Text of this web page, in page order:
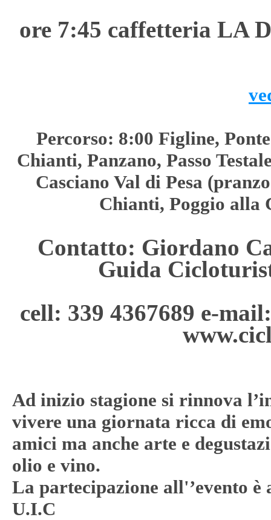
ore 7:45 caffetteria LA
Percorso: 8:00 Figline,
Chianti, Panzano, Passo
Casciano Val di Pesa
Chianti, Poggio alla
Contatto: Giordano
Guida
cell: 339 4367689 e-
Ad inizio stagione si rinnova
vivere una giornata ricca di
amici ma anche arte e
olio e vino.
La partecipazione all'’evento
U.I.C